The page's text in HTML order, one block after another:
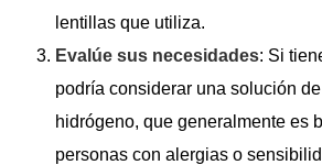
lentillas que utiliza.
Evalúe sus necesidades: Si
podría considerar una solución
hidrógeno, que generalmente es
personas con alergias o